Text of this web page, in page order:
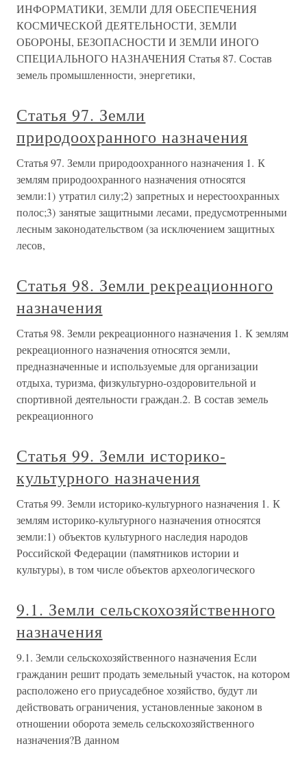
ИНФОРМАТИКИ, ЗЕМЛИ ДЛЯ ОБЕСПЕЧЕНИЯ
КОСМИЧЕСКОЙ ДЕЯТЕЛЬНОСТИ, ЗЕМЛИ
ОБОРОНЫ, БЕЗОПАСНОСТИ И ЗЕМЛИ ИНОГО
СПЕЦИАЛЬНОГО НАЗНАЧЕНИЯ Статья 87. Состав
земель промышленности, энергетики,
Статья 97. Земли
природоохранного назначения
Статья 97. Земли природоохранного назначения 1. К
землям природоохранного назначения относятся
земли:1) утратил силу;2) запретных и нерестоохранных
полос;3) занятые защитными лесами, предусмотренными
лесным законодательством (за исключением защитных
лесов,
Статья 98. Земли рекреационного
назначения
Статья 98. Земли рекреационного назначения 1. К землям
рекреационного назначения относятся земли,
предназначенные и используемые для организации
отдыха, туризма, физкультурно-оздоровительной и
спортивной деятельности граждан.2. В состав земель
рекреационного
Статья 99. Земли историко-
культурного назначения
Статья 99. Земли историко-культурного назначения 1. К
землям историко-культурного назначения относятся
земли:1) объектов культурного наследия народов
Российской Федерации (памятников истории и
культуры), в том числе объектов археологического
9.1. Земли сельскохозяйственного
назначения
9.1. Земли сельскохозяйственного назначения Если
гражданин решит продать земельный участок, на котором
расположено его приусадебное хозяйство, будут ли
действовать ограничения, установленные законом в
отношении оборота земель сельскохозяйственного
назначения?В данном